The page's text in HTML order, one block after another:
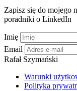
Zapisz się do mojego
poradniki o LinkedIn
Imię
Email
Rafał Szymański
Warunki
Polityka